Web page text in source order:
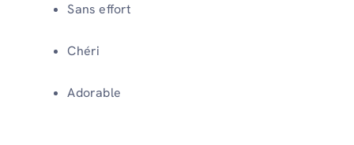
Sans effort
Chéri
Adorable